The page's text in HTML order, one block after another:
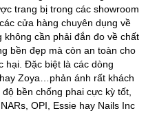
trang bị trong các showroom
cửa hàng chuyên dụng về
cần phải đắn đo về chất
bền đẹp mà còn an toàn cho
hại. Đặc biệt là các dòng
Zoya…phản ánh rất khách
bền chống phai cực kỳ tốt,
OPI, Essie hay Nails Inc